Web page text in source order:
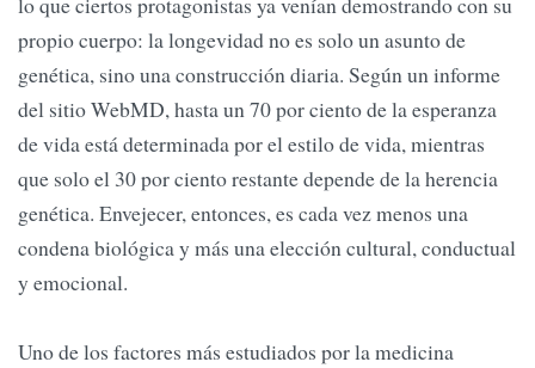
propio cuerpo: la longevidad no es solo un asunto de
genética, sino una construcción diaria. Según un informe
del sitio WebMD, hasta un 70 por ciento de la esperanza
de vida está determinada por el estilo de vida, mientras
que solo el 30 por ciento restante depende de la herencia
genética. Envejecer, entonces, es cada vez menos una
condena biológica y más una elección cultural, conductual
y emocional.
Uno de los factores más estudiados por la medicina